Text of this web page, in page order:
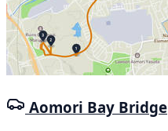
Aomori Bay Bridge